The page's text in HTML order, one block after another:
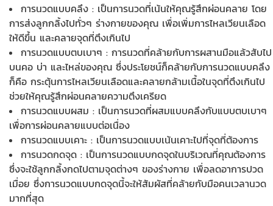
การนวดแบบคลึง : เป็นการนวดที่เน้นให้คุณรู้สึกผ่อนคลาย โดย
การส่งลูกกลิ้งไปทั่วๆ ร่างกายของคุณ เพื่อเพิ่มการไหลเวียนเลือด
ให้ดีขึ้น และคลายจุดที่ตึงเกินไป
การนวดแบบตบเบาๆ : การนวดที่คล้ายกับการผสานมือแล้วสับไป
บนคอ บ่า และไหล่ของคุณ ซึ่งประโยชน์ก็คล้ายกับการนวดแบบคลึง
ก็คือ กระตุ้นการไหลเวียนเลือดและคลายกล้ามเนื้อในจุดที่ตึงเกินไป
ช่วยให้คุณรู้สึกผ่อนคลายความตึงเครียด
การนวดแบบผสม : เป็นการนวดที่ผสมแบบคลึงกับแบบตบเบาๆ
เพื่อการผ่อนคลายแบบต่อเนื่อง
การนวดแบบเคาะ : เป็นการนวดแบบเน้นเคาะไปที่จุดที่ต้องการ
การนวดกดจุด : เป็นการนวดแบบกดจุดในบริเวณที่คุณต้องการ
ซึ่งจะใช้ลูกกลิ้งกดไปตามจุดต่างๆ ของร่างกาย เพื่อลดอาการปวด
เมื่อย ซึ่งการนวดแบบกดจุดนี้จะให้สัมผัสที่คล้ายกับมือคนเวลานวด
มากที่สุด